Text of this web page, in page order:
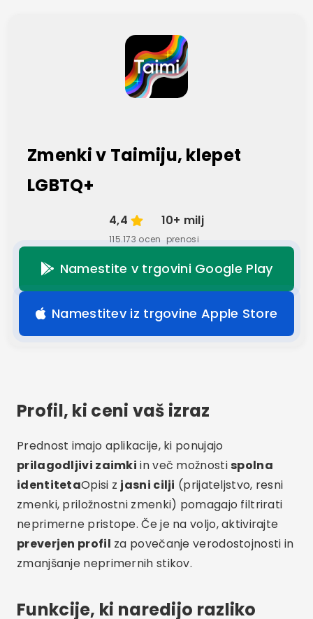
Zmenki v Taimiju, klepet
LGBTQ+
4,4
115.173 ocen
10+ milj
prenosi
Namestite v trgovini Google Play
Namestitev iz trgovine Apple Store
Profil, ki ceni vaš izraz
Prednost imajo aplikacije, ki ponujajo
prilagodljivi zaimki in več možnosti spolna
identitetaOpisi z jasni cilji (prijateljstvo, resni
zmenki, priložnostni zmenki) pomagajo filtrirati
neprimerne pristope. Če je na voljo, aktivirajte
preverjen profil za povečanje verodostojnosti in
zmanjšanje neprimernih stikov.
Funkcije, ki naredijo razliko